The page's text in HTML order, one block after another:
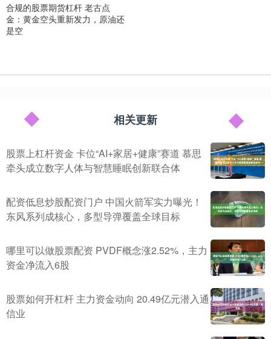
合规的股票期货杠杆 老古点
金：黄金空头重新发力，原油还
是空
相关更新
股票上杠杆资金 卡位“AI+家居+健康”赛道 慕思
牵头成立数字人体与智慧睡眠创新联合体
配资低息炒股配资门户 中国火箭军实力曝光！
东风系列成核心，多型导弹覆盖全球目标
哪里可以做股票配资 PVDF概念涨2.52%，主力
资金净流入6股
股票如何开杠杆 主力资金动向 20.49亿元潜入通
信业